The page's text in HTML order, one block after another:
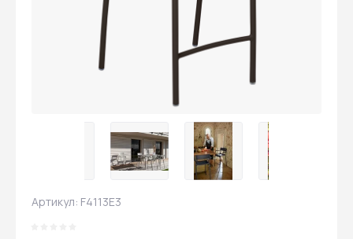
Артикул: F4113E3